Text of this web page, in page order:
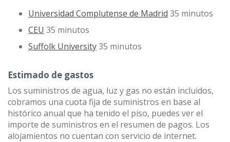
Universidad Complutense de Madrid 35 minutos
CEU 35 minutos
Suffolk University35 minutos
Estimado de gastos
Los suministros de agua, luz y gas no están incluidos,
cobramos una cuota fija de suministros en base al
histórico anual que ha tenido el piso, puedes ver el
importe de suministros en el resumen de pagos. Los
alojamientos no cuentan con servicio de internet.